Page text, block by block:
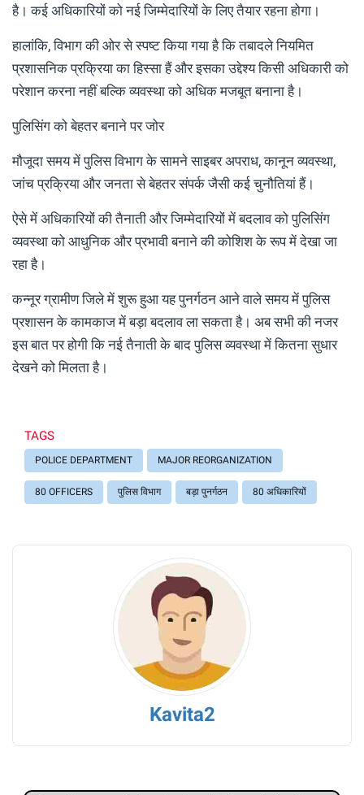
है। कई अधिकारियों को नई जिम्मेदारियों के लिए तैयार रहना होगा।
हालांकि, विभाग की ओर से स्पष्ट किया गया है कि तबादले नियमित
प्रशासनिक प्रक्रिया का हिस्सा हैं और इसका उद्देश्य किसी अधिकारी को
परेशान करना नहीं बल्कि व्यवस्था को अधिक मजबूत बनाना है।
पुलिसिंग को बेहतर बनाने पर जोर
मौजूदा समय में पुलिस विभाग के सामने साइबर अपराध, कानून व्यवस्था,
जांच प्रक्रिया और जनता से बेहतर संपर्क जैसी कई चुनौतियां हैं।
ऐसे में अधिकारियों की तैनाती और जिम्मेदारियों में बदलाव को पुलिसिंग
व्यवस्था को आधुनिक और प्रभावी बनाने की कोशिश के रूप में देखा जा
रहा है।
कन्नूर ग्रामीण जिले में शुरू हुआ यह पुनर्गठन आने वाले समय में पुलिस
प्रशासन के कामकाज में बड़ा बदलाव ला सकता है। अब सभी की नजर
इस बात पर होगी कि नई तैनाती के बाद पुलिस व्यवस्था में कितना सुधार
देखने को मिलता है।
TAGS
POLICE DEPARTMENT MAJOR REORGANIZATION
80 OFFICERS पुलिस विभाग बड़ा पुनर्गठन 80 अधिकारियों
Kavita2